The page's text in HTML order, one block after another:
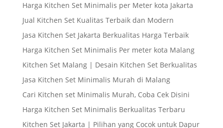
Harga Kitchen Set Minimalis per Meter kota Jakarta
Jual Kitchen Set Kualitas Terbaik dan Modern
Jasa Kitchen Set Jakarta Berkualitas Harga Terbaik
Harga Kitchen Set Minimalis Per meter kota Malang
Kitchen Set Malang | Desain Kitchen Set Berkualitas
Jasa Kitchen Set Minimalis Murah di Malang
Cari Kitchen set Minimalis Murah, Coba Cek Disini
Harga Kitchen Set Minimalis Berkualitas Terbaru
Kitchen Set Jakarta | Pilihan yang Cocok untuk Dapur